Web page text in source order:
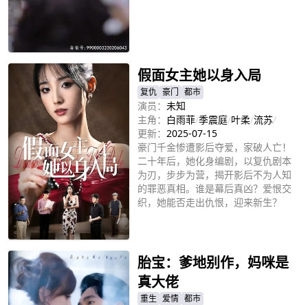
假面女主她以身入局
复仇 豪门 都市
演员： 未知
主角： 白雨菲/季震庭/叶柔/流苏/
更新： 2025-07-15
豪门千金惨遭影后夺爱，家破人亡！
二十年后，她化身编剧，以复仇剧本
为刃，步步为营，揭开影后不为人知
的罪恶真相。谁是幕后真凶？爱恨交
织，她能否走出仇恨，迎来新生？
胎宝：爹地别作，妈咪是
真大佬
重生 爱情 都市